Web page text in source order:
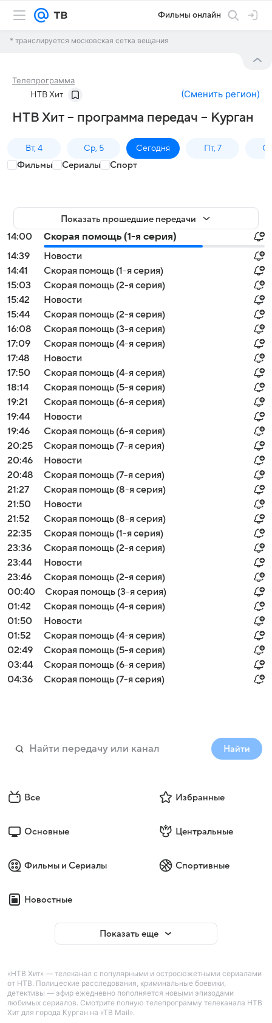
Фильмы онлайн
* транслируется московская сетка вещания
Телепрограмма
НТВ Хит (Сменить регион)
НТВ Хит – программа передач – Курган
Вт, 4 Ср, 5 Сегодня Пт, 7
Фильмы Сериалы Спорт
Показать прошедшие передачи
14:00
Скорая помощь (1-я серия)
14:39
Новости
14:41
Скорая помощь (1-я серия)
15:03
Скорая помощь (2-я серия)
15:42
Новости
15:44
Скорая помощь (2-я серия)
16:08
Скорая помощь (3-я серия)
17:09
Скорая помощь (4-я серия)
17:48
Новости
17:50
Скорая помощь (4-я серия)
18:14
Скорая помощь (5-я серия)
19:21
Скорая помощь (6-я серия)
19:44
Новости
19:46
Скорая помощь (6-я серия)
20:25
Скорая помощь (7-я серия)
20:46
Новости
20:48
Скорая помощь (7-я серия)
21:27
Скорая помощь (8-я серия)
21:50
Новости
21:52
Скорая помощь (8-я серия)
22:35
Скорая помощь (1-я серия)
23:36
Скорая помощь (2-я серия)
23:44
Новости
23:46
Скорая помощь (2-я серия)
00:40
Скорая помощь (3-я серия)
01:42
Скорая помощь (4-я серия)
01:50
Новости
01:52
Скорая помощь (4-я серия)
02:49
Скорая помощь (5-я серия)
03:44
Скорая помощь (6-я серия)
04:36
Скорая помощь (7-я серия)
Найти
Все Избранные
Основные Центральные
Фильмы и Сериалы Спортивные
Новостные
Показать еще
«НТВ Хит» — телеканал с популярными и остросюжетными сериалами
от НТВ. Полицеские расследования, криминальные боевики,
детективы — эфир ежедневно пополняется новыми эпизодами
любимых сериалов. Смотрите полную телепрограмму телеканала НТВ
Хит для города Курган на «ТВ Mail».